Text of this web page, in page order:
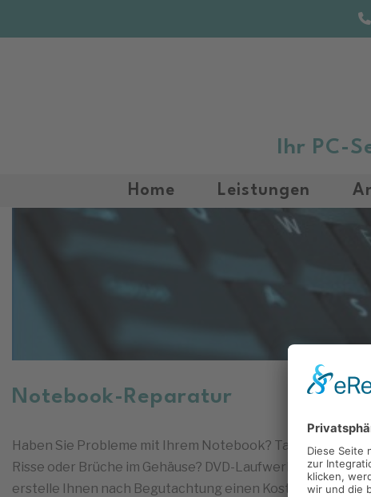
Ihr PC-
Home Leistungen
Notebook-Reparatur
Haben Sie Probleme mit Ihrem Notebook? Tastatur
Risse oder Brüche im Gehäuse? DVD-Laufwerk defekt?
erstelle Ihnen nach Begutachtung einen